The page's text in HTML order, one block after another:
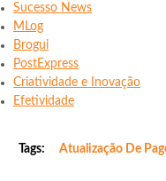
Sucesso News
MLog
Brogui
PostExpress
Criatividade e Inovação
Efetividade
Tags: Atualização De